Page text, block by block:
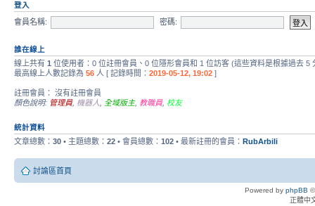
登入
會員名稱:
密碼:
誰在線上
線上共有 1 位使用者：0 位註冊會員、0 位隱形會員和 1 位訪客 (這些資料是根據過去 5
最高線上人數記錄為 56 人 [ 記錄時間： 2019-05-12, 19:02 ]
註冊會員： 沒有註冊會員
顏色說明: 管理員 機器人 全域版主, 教職員 校友
統計資料
文章總數： 30 • 主題總數： 22 • 會員總數： 102 • 最新註冊的會員： RubArbili
討論區首頁
Powered by phpBB
正體中